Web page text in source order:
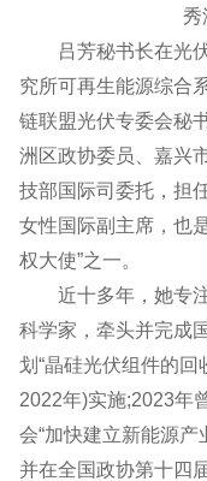
秀洲
吕芳秘书长在光伏
究所可再生能源综合
链联盟光伏专委会秘
洲区政协委员、嘉兴
技部国际司委托，担
女性国际副主席，也
权大使”之一。
近十多年，她专注
科学家，牵头并完成
划“晶硅光伏组件的回
2022年)实施;2023年
会“加快建立新能源产
并在全国政协第十四